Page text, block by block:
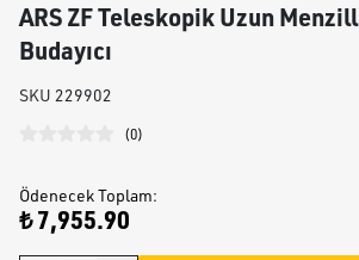
ARS ZF Teleskopik Uzun
Budayıcı
SKU 229902
(0)
Ödenecek Toplam:
₺ 7,955.90